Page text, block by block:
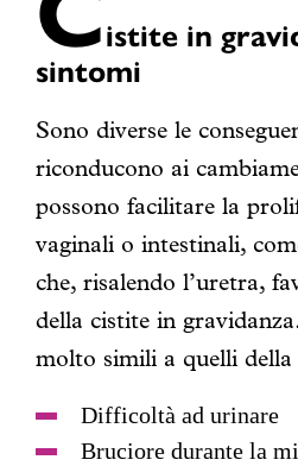
istite in
sintomi
Sono diverse le
riconducono ai
possono facilitare la
vaginali o intestinali,
che, risalendo l’uretra,
della cistite in
molto simili a quelli
Difficoltà ad urinare
Bruciore durante la